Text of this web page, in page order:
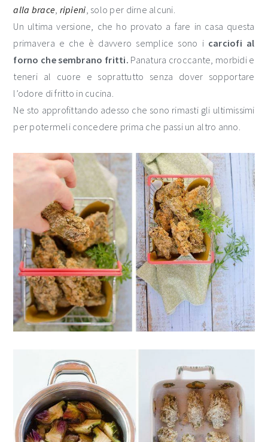
alla brace, ripieni, solo per dirne alcuni.
Un ultima versione, che ho provato a fare in casa questa
primavera e che è davvero semplice sono i carciofi al
forno che sembrano fritti. Panatura croccante, morbidi e
teneri al cuore e soprattutto senza dover sopportare
l’odore di fritto in cucina.
Ne sto approfittando adesso che sono rimasti gli ultimissimi
per potermeli concedere prima che passi un altro anno.